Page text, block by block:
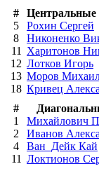
#
5
Рохин Сергей
8
Никоненко
11
Харитонов
12 Лотков Игорь
13 Моров
18 Кривец
#
1
Михайлович
2
Иванов
4
Ван_Дейк Кай
11 Локтионов